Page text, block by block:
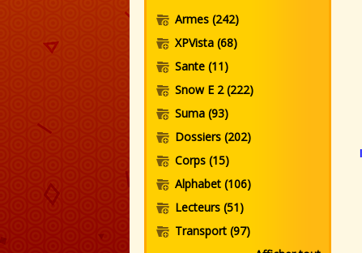
Armes (242)
XPVista (68)
Sante (11)
Snow E 2(222)
Suma (93)
Dossiers (202)
Corps (15)
Alphabet (106)
Lecteurs (51)
Transport (97)